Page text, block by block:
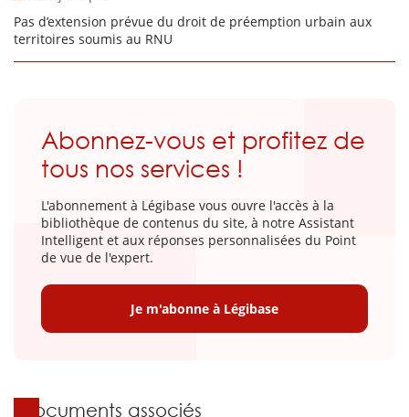
Pas d’extension prévue du droit de préemption urbain aux
territoires soumis au RNU
Abonnez-vous et profitez de
tous nos services !
L'abonnement à Légibase vous ouvre l'accès à la
bibliothèque de contenus du site, à notre Assistant
Intelligent et aux réponses personnalisées du Point
de vue de l'expert.
Je m'abonne à Légibase
Documents associés